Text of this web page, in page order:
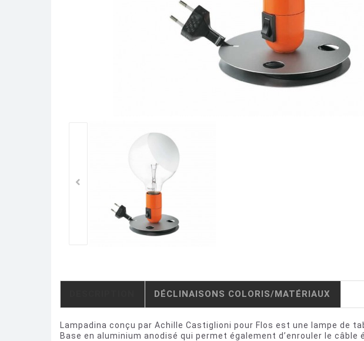
DÉCLINAISONS COLORIS/MATÉRIAUX
Lampadina conçu par Achille Castiglioni pour Flos est une lampe de
Base en aluminium anodisé qui permet également d’enrouler le câble